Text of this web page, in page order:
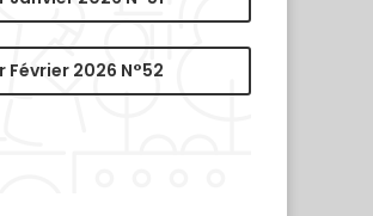
2026 N°52